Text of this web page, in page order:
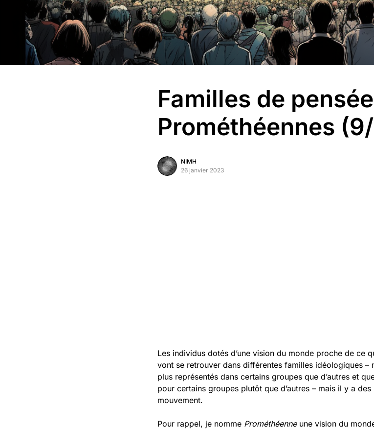
Familles de
Prométhéennes
NIMH
26 janvier 2023
Les individus dotés d’une vision du monde proche de ce
vont se retrouver dans différentes familles idéologiques –
plus représentés dans certains groupes que d’autres et
pour certains groupes plutôt que d’autres – mais il y a
mouvement.
Pour rappel, je nomme Prométhéenne une vision du